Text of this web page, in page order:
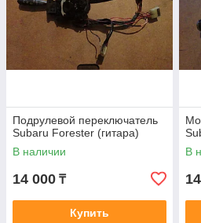
Подрулевой переключатель
Subaru Forester (гитара)
В наличии
14 000 ₸
Купить
В